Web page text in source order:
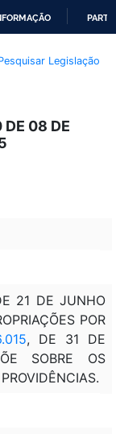
Legislação
DE 08 DE
21 DE JUNHO
POR
, DE 31 DE
SOBRE OS